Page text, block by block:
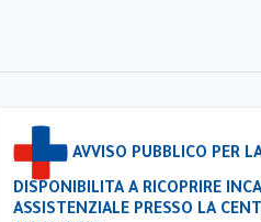
AVVISO PUBBLICO PER
DISPONIBILITA A RICOPRIRE
ASSISTENZIALE PRESSO LA